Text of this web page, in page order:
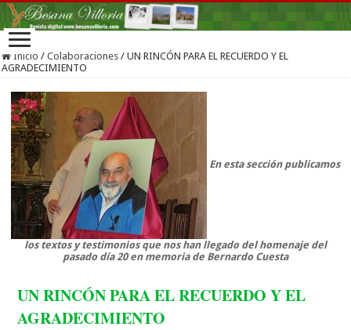
Inicio / Colaboraciones / UN RINCÓN PARA EL RECUERDO Y EL
AGRADECIMIENTO
En esta sección publicamos
los textos y testimonios que nos han llegado del homenaje del
pasado día 20 en memoria de Bernardo Cuesta
UN RINCÓN PARA EL RECUERDO Y EL
AGRADECIMIENTO